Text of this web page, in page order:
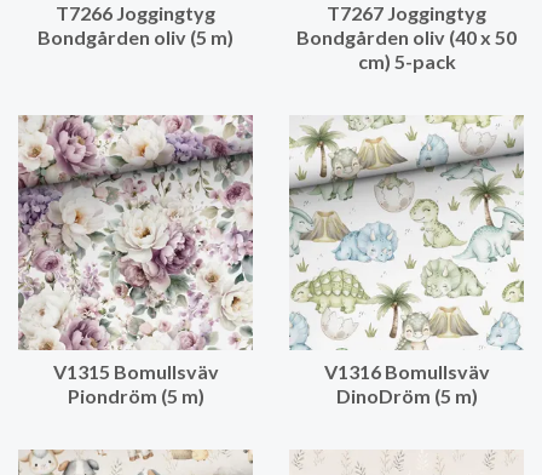
T7266 Joggingtyg
Bondgården oliv (5 m)
T7267 Joggingtyg
Bondgården oliv (40 x 50
cm) 5-pack
V1315 Bomullsväv
Piondröm (5 m)
V1316 Bomullsväv
DinoDröm (5 m)